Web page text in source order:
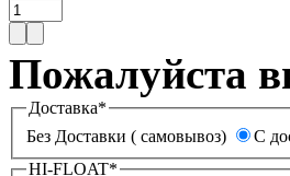
Пожалуйста
Доставка*
Без Доставки ( самовывоз)
С
HI-FLOAT*